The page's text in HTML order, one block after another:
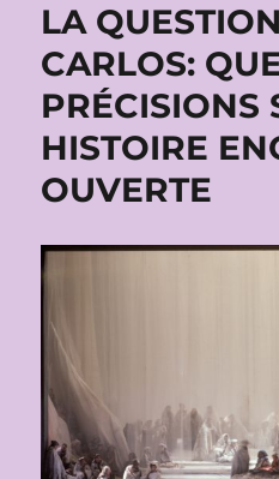
LA
CARLOS:
PRÉCISIONS
HISTOIRE
OUVERTE